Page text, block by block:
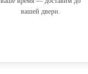
вашей двери.